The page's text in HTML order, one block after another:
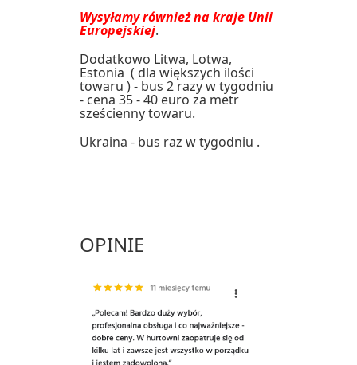
Wysyłamy również na kraje Unii
Europejskiej.
Dodatkowo Litwa, Lotwa,
Estonia ( dla większych ilości
towaru ) - bus 2 razy w tygodniu
- cena 35 - 40 euro za metr
sześcienny towaru.
Ukraina - bus raz w tygodniu .
OPINIE